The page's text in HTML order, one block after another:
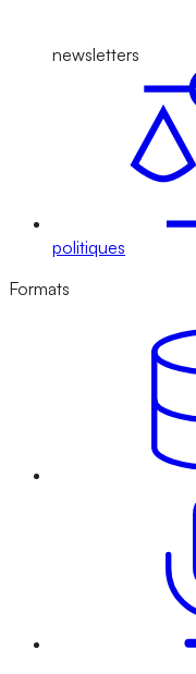
newsletters
politiques
Formats